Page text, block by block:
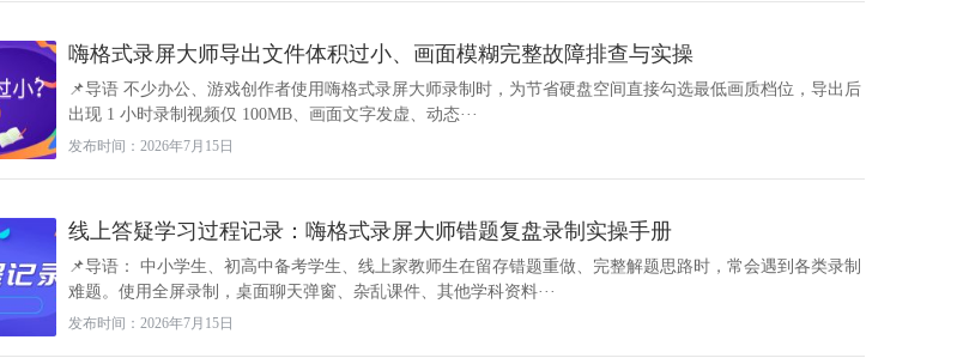
嗨格式录屏大师导出文件体积过小、画面模糊完整故障排查与实操
📌导语 不少办公、游戏创作者使用嗨格式录屏大师录制时，为节省硬盘空间直接勾选最低画质档位，导出后
出现 1 小时录制视频仅 100MB、画面文字发虚、动态···
发布时间：2026年7月15日
线上答疑学习过程记录：嗨格式录屏大师错题复盘录制实操手册
📌导语： 中小学生、初高中备考学生、线上家教师生在留存错题重做、完整解题思路时，常会遇到各类录制
难题。使用全屏录制，桌面聊天弹窗、杂乱课件、其他学科资料···
发布时间：2026年7月15日